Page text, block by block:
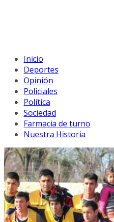
Inicio
Deportes
Opinión
Policiales
Política
Sociedad
Farmacia de turno
Nuestra Historia